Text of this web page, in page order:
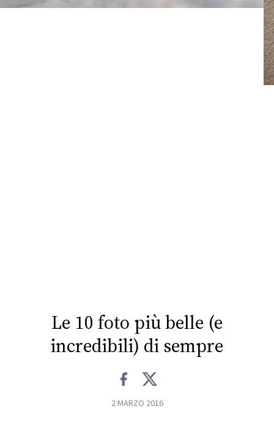
Le 10 foto più belle (e
incredibili) di sempre
2 MARZO 2016